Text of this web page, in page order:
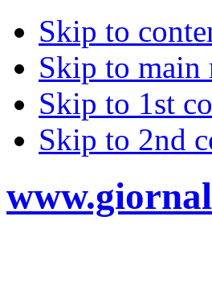
Skip to
Skip to main
Skip to 1st
Skip to 2nd